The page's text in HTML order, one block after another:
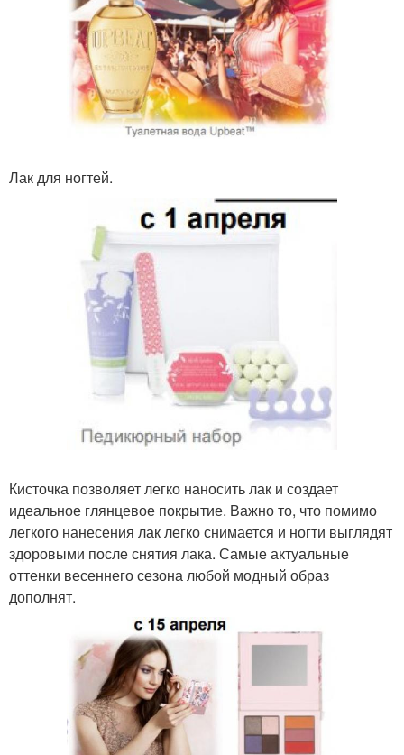
Лак для ногтей.
Кисточка позволяет легко наносить лак и создает
идеальное глянцевое покрытие. Важно то, что помимо
легкого нанесения лак легко снимается и ногти выглядят
здоровыми после снятия лака. Самые актуальные
оттенки весеннего сезона любой модный образ
дополнят.